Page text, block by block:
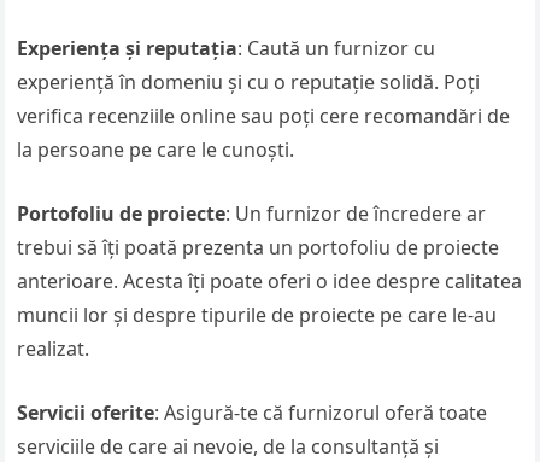
Experiența și reputația: Caută un furnizor cu
experiență în domeniu și cu o reputație solidă. Poți
verifica recenziile online sau poți cere recomandări de
la persoane pe care le cunoști.
Portofoliu de proiecte: Un furnizor de încredere ar
trebui să îți poată prezenta un portofoliu de proiecte
anterioare. Acesta îți poate oferi o idee despre calitatea
muncii lor și despre tipurile de proiecte pe care le-au
realizat.
Servicii oferite: Asigură-te că furnizorul oferă toate
serviciile de care ai nevoie, de la consultanță și